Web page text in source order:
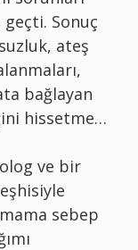
Sonuç
ateş
bağlayan
hissetme…
ve bir
sebep